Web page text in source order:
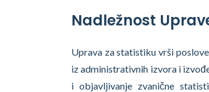
Nadležnost
Uprava za statistiku vrši
iz administrativnih izvora i
i objavljivanje zvanične